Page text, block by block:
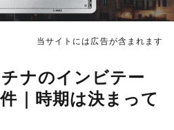
当サイトには広告が含まれます
ナのインビテー
｜時期は決まって